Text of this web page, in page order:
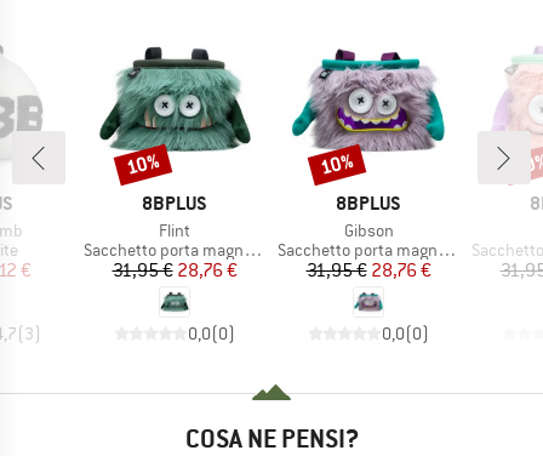
prodotti
ridotto
€
(3)
MARCHIO
8BPLUS
Articolo
Flint
Gruppo di prodotti
Sacchetto porta magnesite
Prezzo
31,95 €Prezzo ridotto
28,76 €
0,0(0)
Sconto
10%
MARCHIO
8BPLUS
Articolo
Gibson
Gruppo di prodotti
Sacchetto porta magnesite
Prezzo
31,95 €Prezzo ridotto
28,76 €
0,0(0)
Sconto
10%
Gruppo
Sacchetto
COSA NE PENSI?